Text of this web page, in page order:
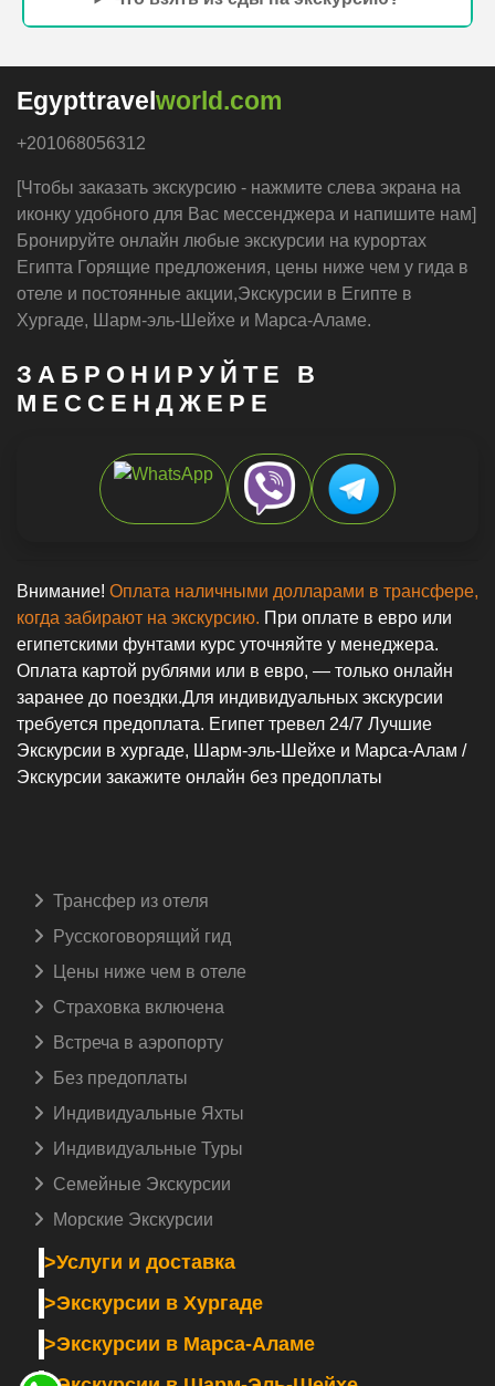
Egypttravelworld.com
+201068056312
[Чтобы заказать экскурсию - нажмите слева экрана на
иконку удобного для Вас мессенджера и напишите нам]
Бронируйте онлайн любые экскурсии на курортах
Египта Горящие предложения, цены ниже чем у гида в
отеле и постоянные акции,Экскурсии в Египте в
Хургаде, Шарм-эль-Шейхе и Марса-Аламе.
ЗАБРОНИРУЙТЕ В
МЕССЕНДЖЕРЕ
Внимание! Оплата наличными долларами в трансфере,
когда забирают на экскурсию. При оплате в евро или
египетскими фунтами курс уточняйте у менеджера.
Оплата картой рублями или в евро, — только онлайн
заранее до поездки.Для индивидуальных экскурсии
требуется предоплата. Египет тревел 24/7 Лучшие
Экскурсии в хургаде, Шарм-эль-Шейхе и Марса-Алам /
Экскурсии закажите онлайн без предоплаты
Трансфер из отеля
Русскоговорящий гид️
Цены ниже чем в отеле
Страховка включена️
Встреча в аэропорту️
Без предоплаты
Индивидуальные Яхты
Индивидуальные Туры
Семейные Экскурсии
Морские Экскурсии
>Услуги и доставка
>Экскурсии в Хургаде
>Экскурсии в Марса-Аламе